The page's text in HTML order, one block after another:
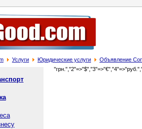
Услуги Юридические услуги Объявление